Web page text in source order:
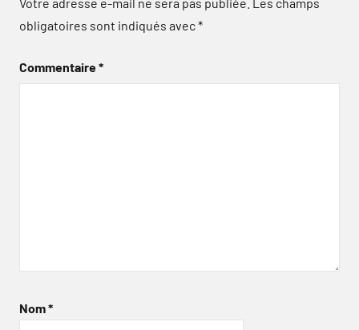
obligatoires sont indiqués avec*
Commentaire*
Nom*